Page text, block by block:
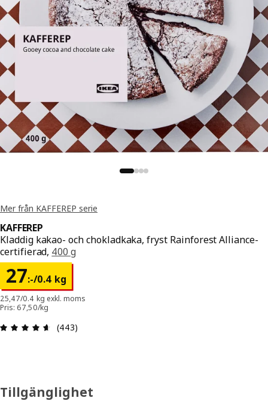
Mer från KAFFEREP serie
KAFFEREP
Kladdig kakao- och chokladkaka, fryst Rainforest Alliance-
certifierad, 400 g
27:-/0.4 kg
Pris 27:-/0.4 kg
25,47/0.4 kg exkl. moms
Pris: 67,50/kg
Recension: 4.6 utav 5 stjärnor. Totalt antal
(443)
Tillgänglighet